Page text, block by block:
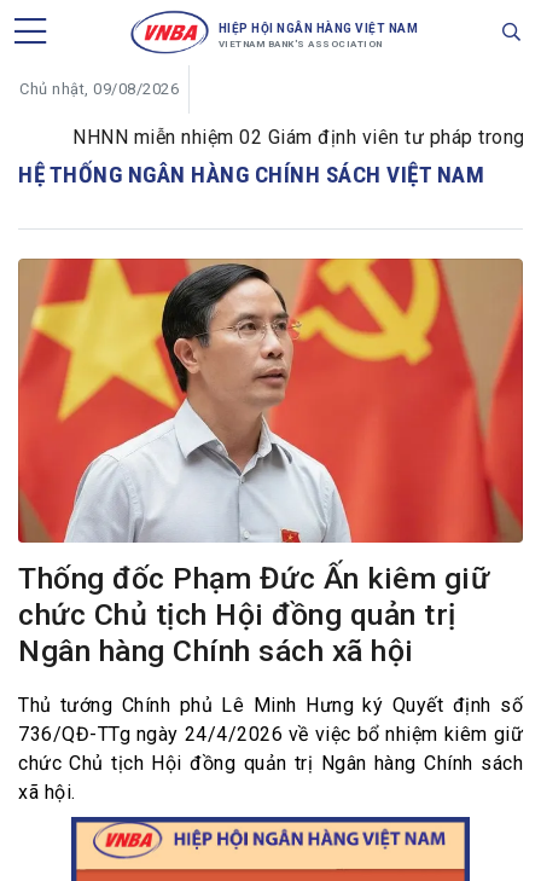
HIỆP HỘI NGÂN HÀNG VIỆT NAM
VIETNAM BANK'S ASSOCIATION
Chủ nhật, 09/08/2026
NHNN miễn nhiệm 02 Giám định viên tư pháp trong
HỆ THỐNG NGÂN HÀNG CHÍNH SÁCH VIỆT NAM
Thống đốc Phạm Đức Ấn kiêm giữ
chức Chủ tịch Hội đồng quản trị
Ngân hàng Chính sách xã hội
Thủ tướng Chính phủ Lê Minh Hưng ký Quyết định số
736/QĐ-TTg ngày 24/4/2026 về việc bổ nhiệm kiêm giữ
chức Chủ tịch Hội đồng quản trị Ngân hàng Chính sách
xã hội.